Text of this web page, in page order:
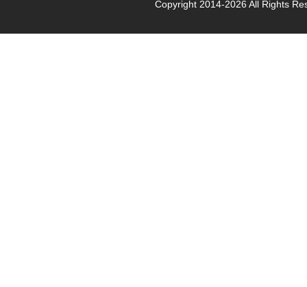
Copyright 2014-2026 All Rights